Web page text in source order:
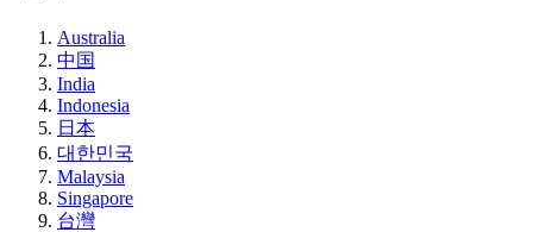
Australia
中国
India
Indonesia
日本
대한민국
Malaysia
Singapore
台灣